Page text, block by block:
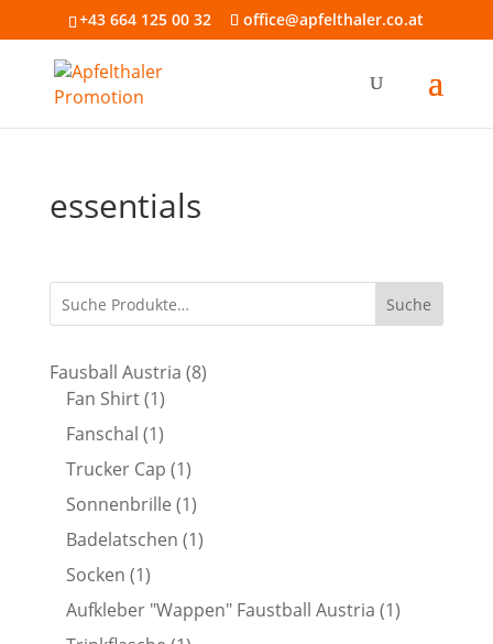
+43 664 125 00 32 office@apfelthaler.co.at
essentials
Suche
Fausball Austria 88
Fan Shirt 11
Produkt
Fanschal 11
Produkt
Trucker Cap 11
Produkt
Sonnenbrille 11
Produkt
Badelatschen 11
Socken 11
Produkt
Aufkleber "Wappen" Faustball Austria 11